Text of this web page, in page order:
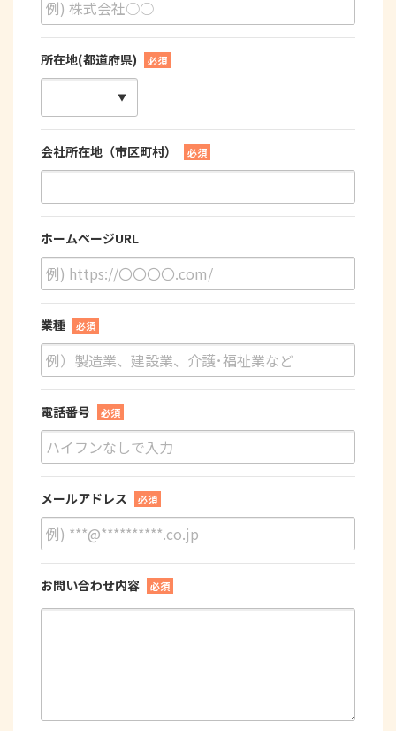
所在地(都道府県) 必須
会社所在地（市区町村） 必須
ホームページURL
業種 必須
電話番号 必須
メールアドレス 必須
お問い合わせ内容 必須